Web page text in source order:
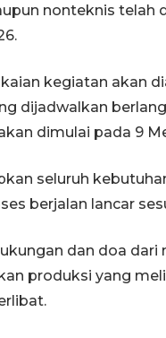
nonteknis telah
kegiatan akan
dijadwalkan
dimulai pada 9
seluruh
berjalan lancar
dan doa
produksi yang